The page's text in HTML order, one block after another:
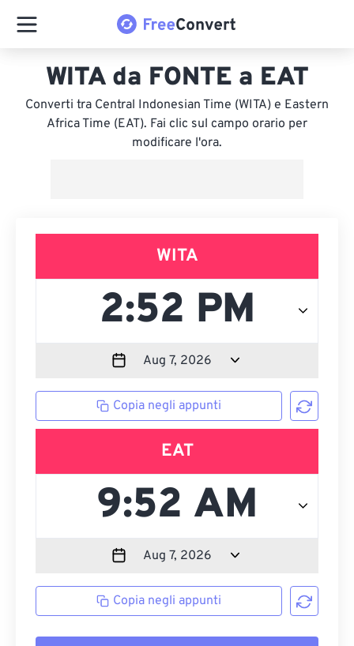
WITA da FONTE a EAT
Converti tra Central Indonesian Time (WITA) e Eastern
Africa Time (EAT). Fai clic sul campo orario per
modificare l'ora.
WITA
Copia negli appunti
EAT
Copia negli appunti